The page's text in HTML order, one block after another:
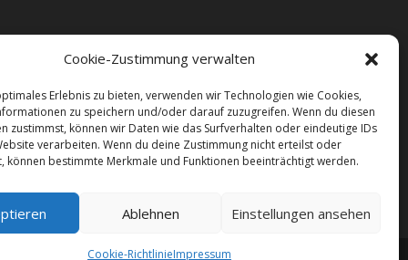
Cookie-Zustimmung verwalten
Erlebnis zu bieten, verwenden wir Technologien wie Cookies,
zu speichern und/oder darauf zuzugreifen. Wenn du diesen
zustimmst, können wir Daten wie das Surfverhalten oder eindeutige IDs
verarbeiten. Wenn du deine Zustimmung nicht erteilst oder
können bestimmte Merkmale und Funktionen beeinträchtigt werden.
Ablehnen Einstellungen ansehen
Cookie-RichtlinieImpressum